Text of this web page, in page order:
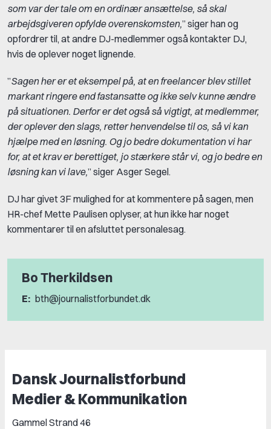
som var der tale om en ordinær ansættelse, så skal
arbejdsgiveren opfylde overenskomsten,” siger han og
opfordrer til, at andre DJ-medlemmer også kontakter DJ,
hvis de oplever noget lignende.
”Sagen her er et eksempel på, at en freelancer blev stillet
markant ringere end fastansatte og ikke selv kunne ændre
på situationen. Derfor er det også så vigtigt, at medlemmer,
der oplever den slags, retter henvendelse til os, så vi kan
hjælpe med en løsning. Og jo bedre dokumentation vi har
for, at et krav er berettiget, jo stærkere står vi, og jo bedre en
løsning kan vi lave,” siger Asger Segel.
DJ har givet 3F mulighed for at kommentere på sagen, men
HR-chef Mette Paulisen oplyser, at hun ikke har noget
kommentarer til en afsluttet personalesag.
Bo Therkildsen
E: bth@journalistforbundet.dk
Dansk Journalistforbund
Medier & Kommunikation
Gammel Strand 46